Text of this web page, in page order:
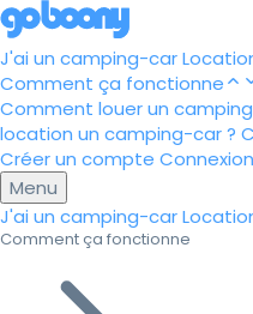
J'ai un camping-car
Comment ça fonctionne
Comment louer un
location un camping-car ?
Créer un compte Connexion
Menu
J'ai un camping-car
Comment ça fonctionne